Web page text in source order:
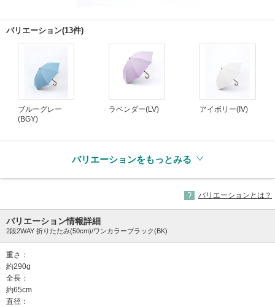
バリエーション(13件)
ブルーグレー
(BGY)
ラベンダー(LV) アイボリー(IV)
バリエーションをもっとみる
バリエーションとは？
バリエーション情報詳細
2段2WAY 折りたたみ(50cm)/ワンカラーブラック(BK)
重さ：
約290g
全長：
約65cm
直径：